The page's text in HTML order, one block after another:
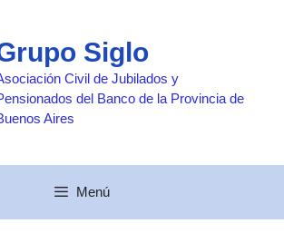
Siglo
Civil de Jubilados y
del Banco de la Provincia de
Aires
Menú